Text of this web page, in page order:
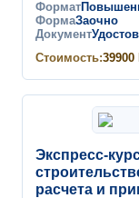
Формат
ФормаЗаочно
Документ
Стоимость:39900
Экспресс-
расчета и